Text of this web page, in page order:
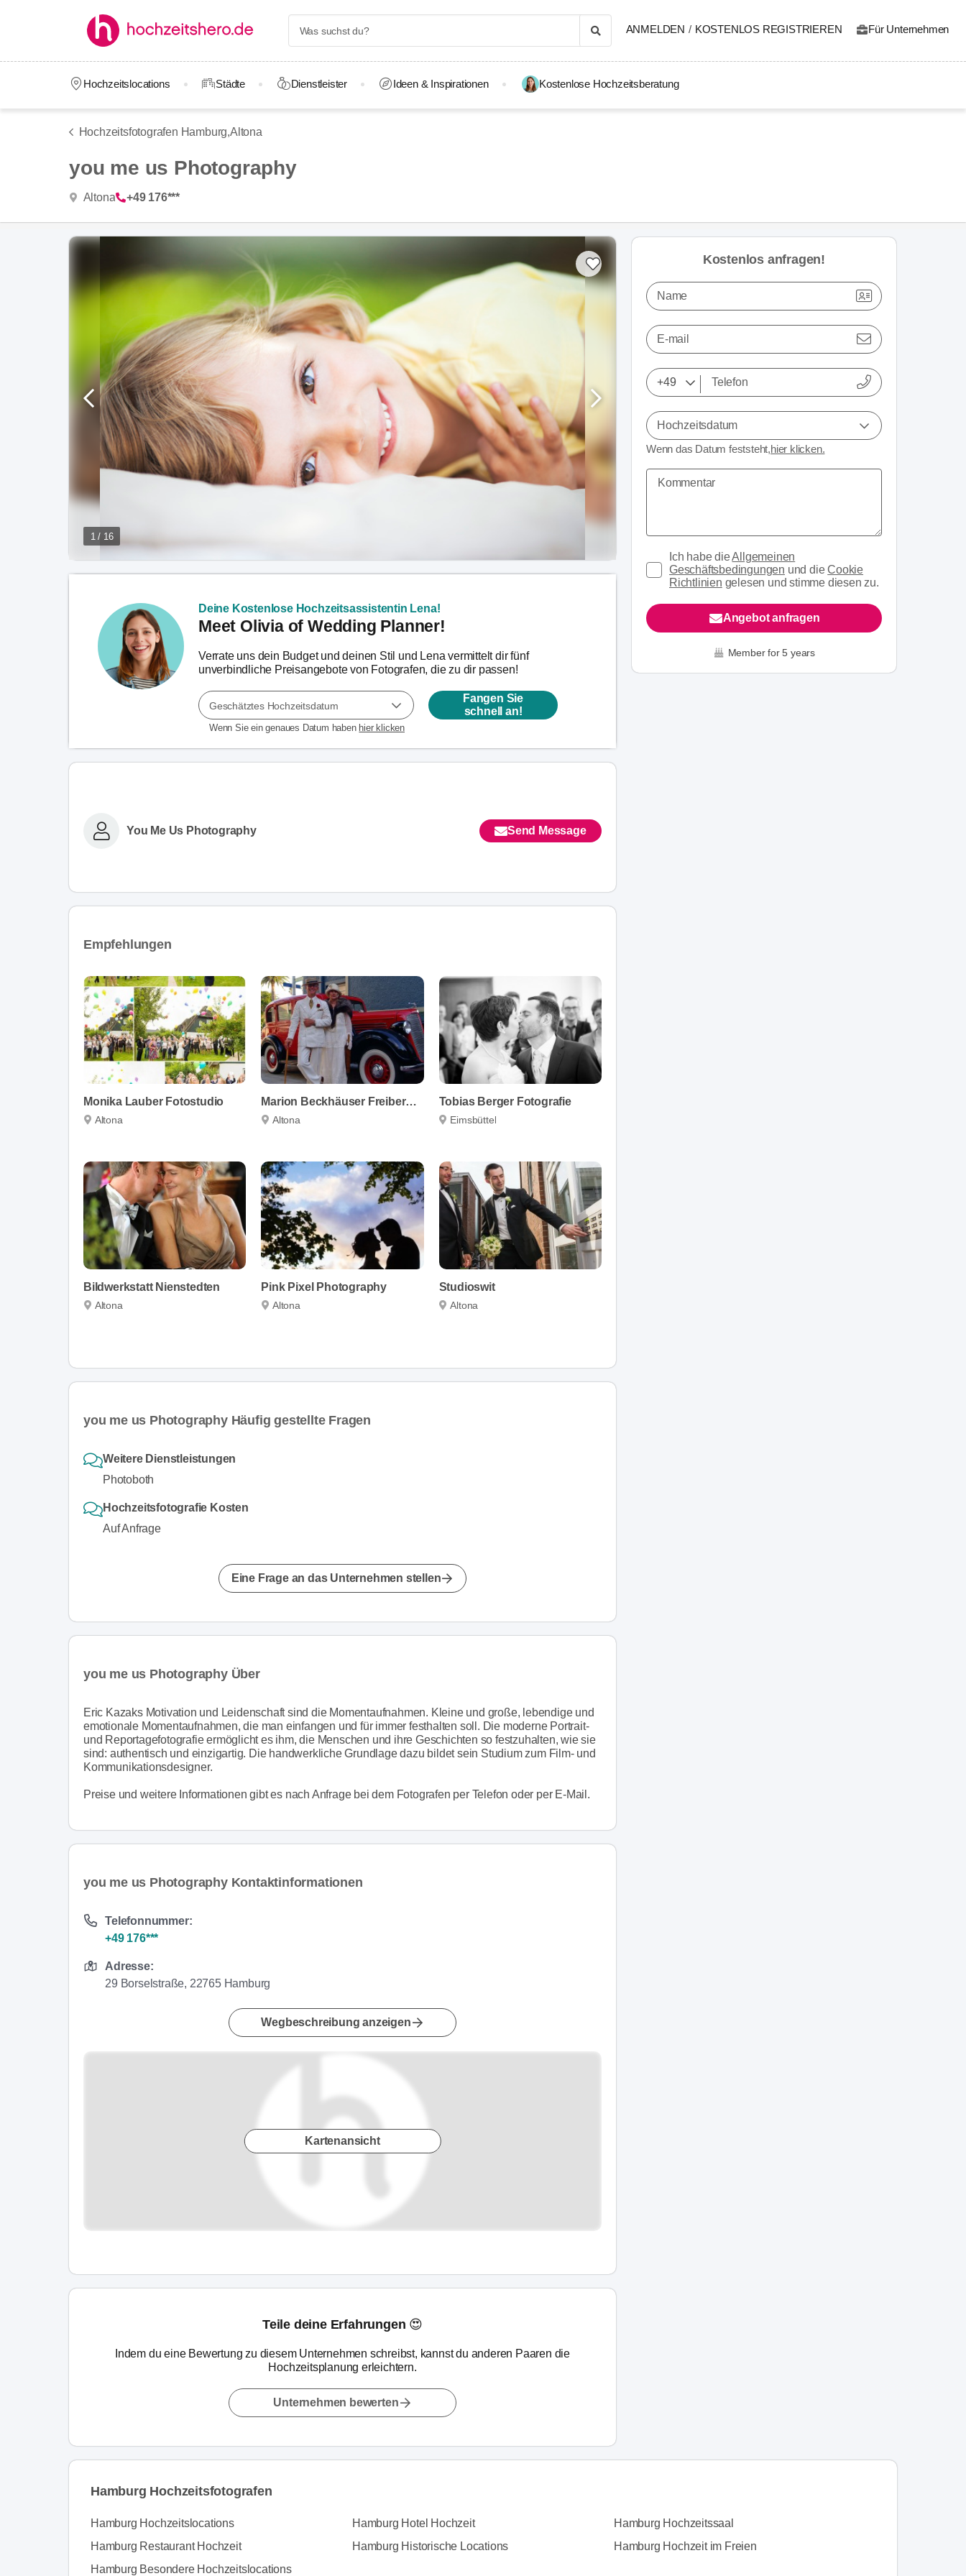
ANMELDEN / KOSTENLOS REGISTRIEREN Für Unternehmen
Hochzeitslocations Städte Dienstleister Ideen & Inspirationen Kostenlose Hochzeitsberatung
Hochzeitsfotografen Hamburg,Altona
you me us Photography
Altona +49 176***
1 / 16
Deine Kostenlose Hochzeitsassistentin Lena!
Meet Olivia of Wedding Planner!
Verrate uns dein Budget und deinen Stil und Lena vermittelt dir fünf
unverbindliche Preisangebote von Fotografen, die zu dir passen!
Geschätztes Hochzeitsdatum
Wenn Sie ein genaues Datum haben hier klicken
Fangen Sie
schnell an!
You Me Us Photography Send Message
Empfehlungen
Monika Lauber Fotostudio
Altona
Marion Beckhäuser Freiberufliche Fotografin
Altona
Tobias Berger Fotografie
Eimsbüttel
Bildwerkstatt Nienstedten
Altona
Pink Pixel Photography
Altona
Studioswit
Altona
you me us Photography Häufig gestellte Fragen
Weitere Dienstleistungen
Photoboth
Hochzeitsfotografie Kosten
Auf Anfrage
Eine Frage an das Unternehmen stellen
you me us Photography Über
Eric Kazaks Motivation und Leidenschaft sind die Momentaufnahmen. Kleine und große, lebendige und
emotionale Momentaufnahmen, die man einfangen und für immer festhalten soll. Die moderne Portrait-
und Reportagefotografie ermöglicht es ihm, die Menschen und ihre Geschichten so festzuhalten, wie sie
sind: authentisch und einzigartig. Die handwerkliche Grundlage dazu bildet sein Studium zum Film- und
Kommunikationsdesigner.
Preise und weitere Informationen gibt es nach Anfrage bei dem Fotografen per Telefon oder per E-Mail.
you me us Photography Kontaktinformationen
Telefonnummer:
+49 176***
Adresse:
29 Borselstraße, 22765 Hamburg
Wegbeschreibung anzeigen
Kartenansicht
Teile deine Erfahrungen 😍
Indem du eine Bewertung zu diesem Unternehmen schreibst, kannst du anderen Paaren die
Hochzeitsplanung erleichtern.
Unternehmen bewerten
Kostenlos anfragen!
Name
E-mail
Hochzeitsdatum
Wenn das Datum feststeht,hier klicken.
Ich habe dieAllgemeinen
Geschäftsbedingungen und dieCookie
Richtlinien gelesen und stimme diesen zu.
Angebot anfragen
Member for 5 years
Hamburg Hochzeitsfotografen
Hamburg Hochzeitslocations Hamburg Hotel Hochzeit
Hamburg Hochzeitssaal
Hamburg Restaurant Hochzeit
Hamburg Historische Locations
Hamburg Hochzeit im Freien
Hamburg Besondere Hochzeitslocations